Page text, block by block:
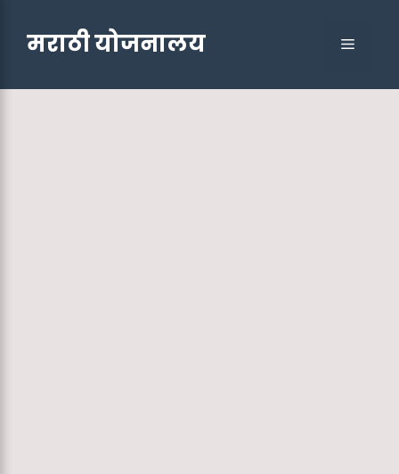
contentमराठी योजनालय Menu